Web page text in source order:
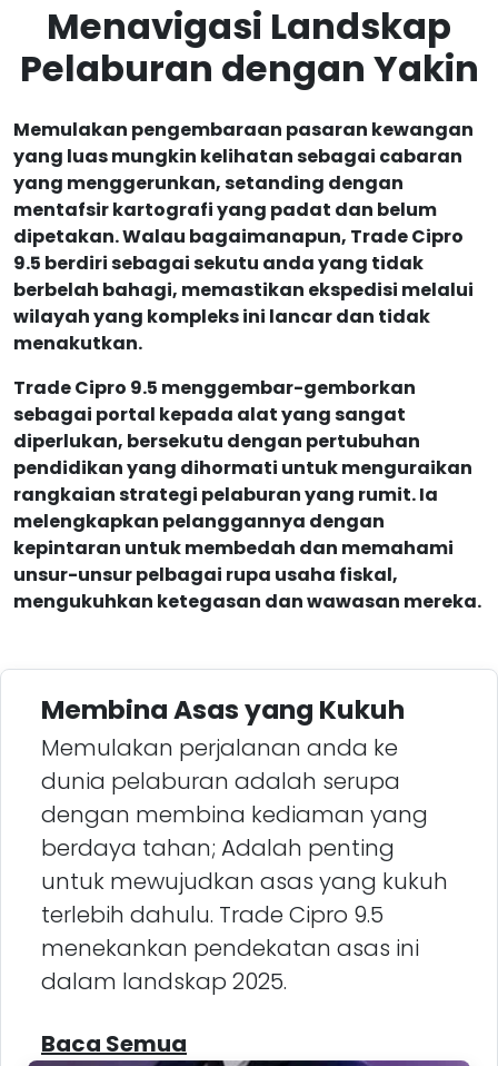
Menavigasi Landskap
Pelaburan dengan Yakin
Memulakan pengembaraan pasaran kewangan
yang luas mungkin kelihatan sebagai cabaran
yang menggerunkan, setanding dengan
mentafsir kartografi yang padat dan belum
dipetakan. Walau bagaimanapun, Trade Cipro
9.5 berdiri sebagai sekutu anda yang tidak
berbelah bahagi, memastikan ekspedisi melalui
wilayah yang kompleks ini lancar dan tidak
menakutkan.
Trade Cipro 9.5 menggembar-gemborkan
sebagai portal kepada alat yang sangat
diperlukan, bersekutu dengan pertubuhan
pendidikan yang dihormati untuk menguraikan
rangkaian strategi pelaburan yang rumit. Ia
melengkapkan pelanggannya dengan
kepintaran untuk membedah dan memahami
unsur-unsur pelbagai rupa usaha fiskal,
mengukuhkan ketegasan dan wawasan mereka.
Membina Asas yang Kukuh
Memulakan perjalanan anda ke
dunia pelaburan adalah serupa
dengan membina kediaman yang
berdaya tahan; Adalah penting
untuk mewujudkan asas yang kukuh
terlebih dahulu. Trade Cipro 9.5
menekankan pendekatan asas ini
dalam landskap 2025.
Baca Semua